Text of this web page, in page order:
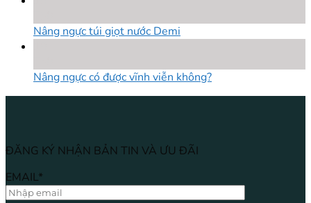
Nâng ngực túi giọt nước Demi
Nâng ngực có được vĩnh viễn không?
ĐĂNG KÝ NHẬN BẢN TIN VÀ ƯU ĐÃI
EMAIL*